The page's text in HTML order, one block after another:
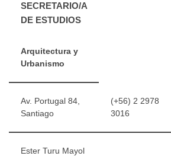
SECRETARIO/A
DE ESTUDIOS
Arquitectura y
Urbanismo
Av. Portugal 84,
Santiago
(+56) 2 2978
3016
Ester Turu Mayol